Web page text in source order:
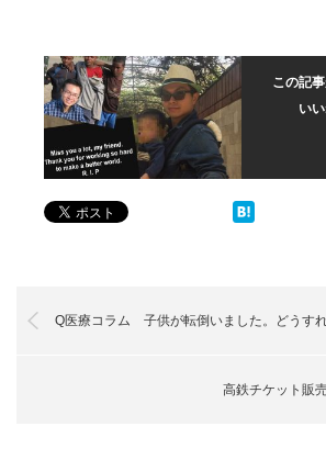
この記
い
Q医療コラム 子供が転倒いました。どうすれ
高鉄チケット販